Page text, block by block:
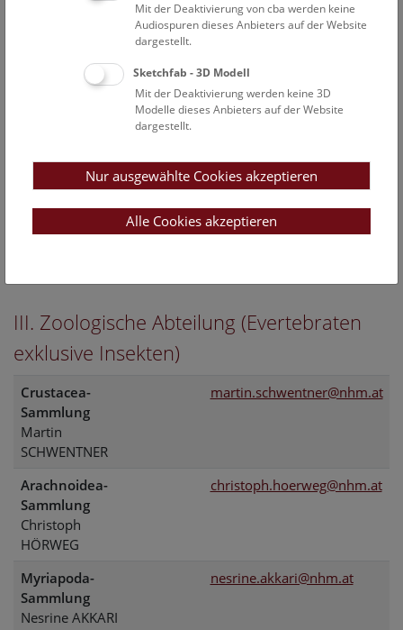
Coleopteren-Sammlung
Dr. Matthias SEIDEL und
Dr. Helena SHAVERDO und
Dr. Harald SCHILLHAMMER
Lepidopteren-Sammlung
Dr. Sabine GAAL-HASZLER
Neuropteren-, Orthopteren- und Insecta varia-
Sammlung
Mag. Susanne RANDOLF
324
III. Zoologische Abteilung (Evertebraten
exklusive Insekten)
Crustacea-
Sammlung
Martin
SCHWENTNER
martin.schwentner@nhm.at
Arachnoidea-
Sammlung
Christoph
HÖRWEG
christoph.hoerweg@nhm.at
Myriapoda-
Sammlung
Nesrine AKKARI
nesrine.akkari@nhm.at
Mit der Deaktivierung von cba werden keine
Audiospuren dieses Anbieters auf der Website
dargestellt.
Sketchfab - 3D Modell
Mit der Deaktivierung werden keine 3D
Modelle dieses Anbieters auf der Website
dargestellt.
Nur ausgewählte Cookies akzeptieren
Alle Cookies akzeptieren